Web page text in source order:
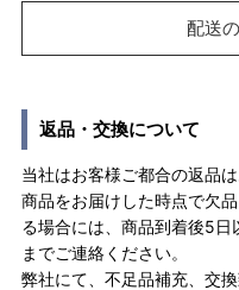
配送
返品・交換について
当社はお客様ご都合の返品
商品をお届けした時点で欠
る場合には、商品到着後5日
までご連絡ください。
弊社にて、不足品補充、交換